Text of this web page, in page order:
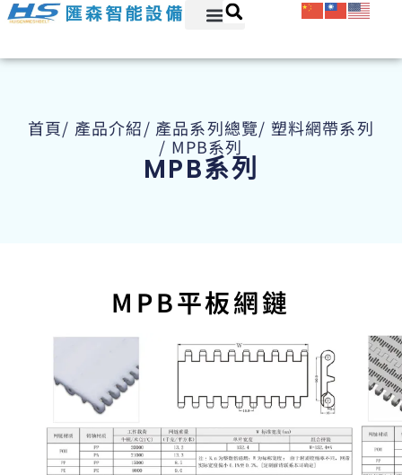
首頁/ 產品介紹/ 產品系列總覽/ 塑料網帶系列
/ MPB系列
MPB系列
MPB平板網鏈